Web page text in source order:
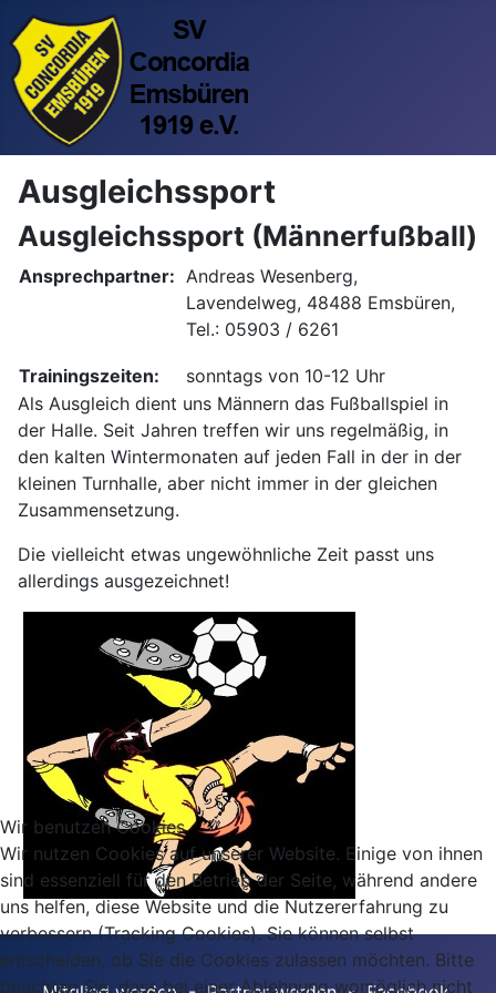
Ausgleichssport
Ausgleichssport (Männerfußball)
Ansprechpartner: Andreas Wesenberg,
Lavendelweg, 48488 Emsbüren,
Tel.: 05903 / 6261
Trainingszeiten:
sonntags von 10-12 Uhr
Als Ausgleich dient uns Männern das Fußballspiel in
der Halle. Seit Jahren treffen wir uns regelmäßig, in
den kalten Wintermonaten auf jeden Fall in der in der
kleinen Turnhalle, aber nicht immer in der gleichen
Zusammensetzung.
Die vielleicht etwas ungewöhnliche Zeit passt uns
allerdings ausgezeichnet!
Wir benutzen Cookies
Wir nutzen Cookies auf unserer Website. Einige von ihnen
sind essenziell für den Betrieb der Seite, während andere
uns helfen, diese Website und die Nutzererfahrung zu
verbessern (Tracking Cookies). Sie können selbst
entscheiden, ob Sie die Cookies zulassen möchten. Bitte
beachten Sie, dass bei einer Ablehnung womöglich nicht